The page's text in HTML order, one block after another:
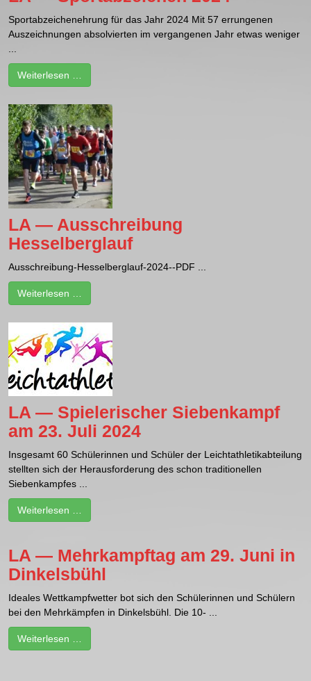
Sportabzeichenehrung für das Jahr 2024 Mit 57 errungenen
Auszeichnungen absolvierten im vergangenen Jahr etwas weniger
Weiterlesen …
LA — Ausschreibung
Hesselberglauf
Ausschreibung-Hesselberglauf-2024--PDF ...
Weiterlesen …
LA — Spielerischer Siebenkampf
am 23. Juli 2024
Insgesamt 60 Schülerinnen und Schüler der Leichtathletikabteilung
stellten sich der Herausforderung des schon traditionellen
Siebenkampfes ...
Weiterlesen …
LA — Mehrkampftag am 29. Juni in
Dinkelsbühl
Ideales Wettkampfwetter bot sich den Schülerinnen und Schülern
bei den Mehrkämpfen in Dinkelsbühl. Die 10- ...
Weiterlesen …